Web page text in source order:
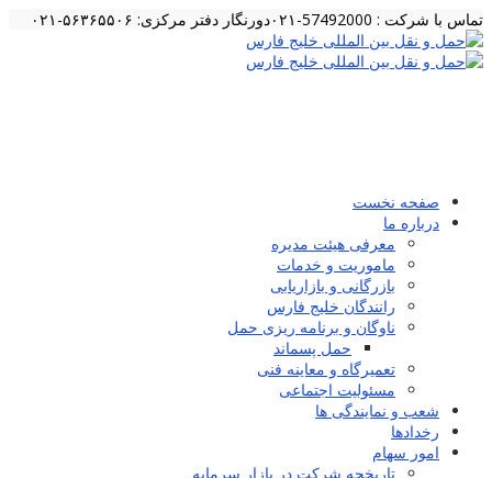
تماس با شرکت : 57492000-۰۲۱ دورنگار دفتر مرکزی: ۵۶۳۶۵۵۰۶-۰۲۱
صفحه نخست
درباره ما
معرفی هیئت مدیره
ماموریت و خدمات
بازرگانی و بازاریابی
رانندگان خلیج فارس
ناوگان و برنامه ریزی حمل
حمل پسماند
تعمیرگاه و معاینه فنی
مسئولیت اجتماعی
شعب و نمایندگی ها
رخدادها
امور سهام
تاریخچه شرکت در بازار سرمایه